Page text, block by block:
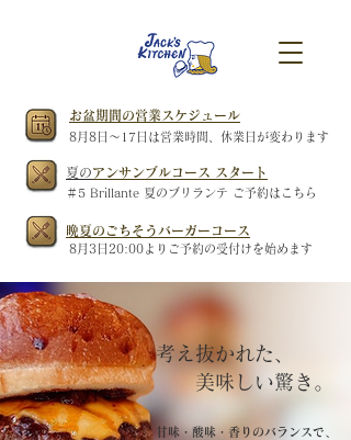
お盆期間の営業スケジュール
​8月8日～17日は営業時間、休業日が変わります
​夏のアンサンブルコース スタート
​＃5 Brillante 夏のブリランテ ご予約はこちら
晩夏のごちそうバーガーコース
​8月3日20:00よりご予約の受付けを始めます
​考え抜かれた、
​ 美味しい驚き。
​甘味・酸味・香りのバランスで、